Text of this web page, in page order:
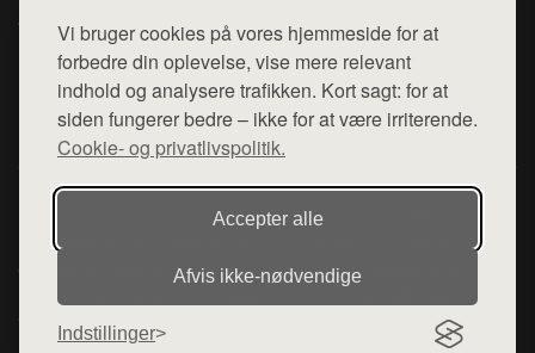
Vi bruger cookies på vores hjemmeside for at
forbedre din oplevelse, vise mere relevant
indhold og analysere trafikken. Kort sagt: for at
siden fungerer bedre – ikke for at være irriterende.
Cookie- og privatlivspolitik.
Accepter alle
Afvis ikke‑nødvendige
Indstillinger
Top Rabatter
Kontakt
Mail: hej@want.dk
Cookie- og privatlivspolitik
Denne side er en del af want.dk, der udgiver en række
hjemmesider med præsentation af forskellige produkter fra
diverse webshops. Der sælges ikke varer fra denne side - vi
henviser til de shops, som sælger varen. Vi har heller ikke
varerne på lager.